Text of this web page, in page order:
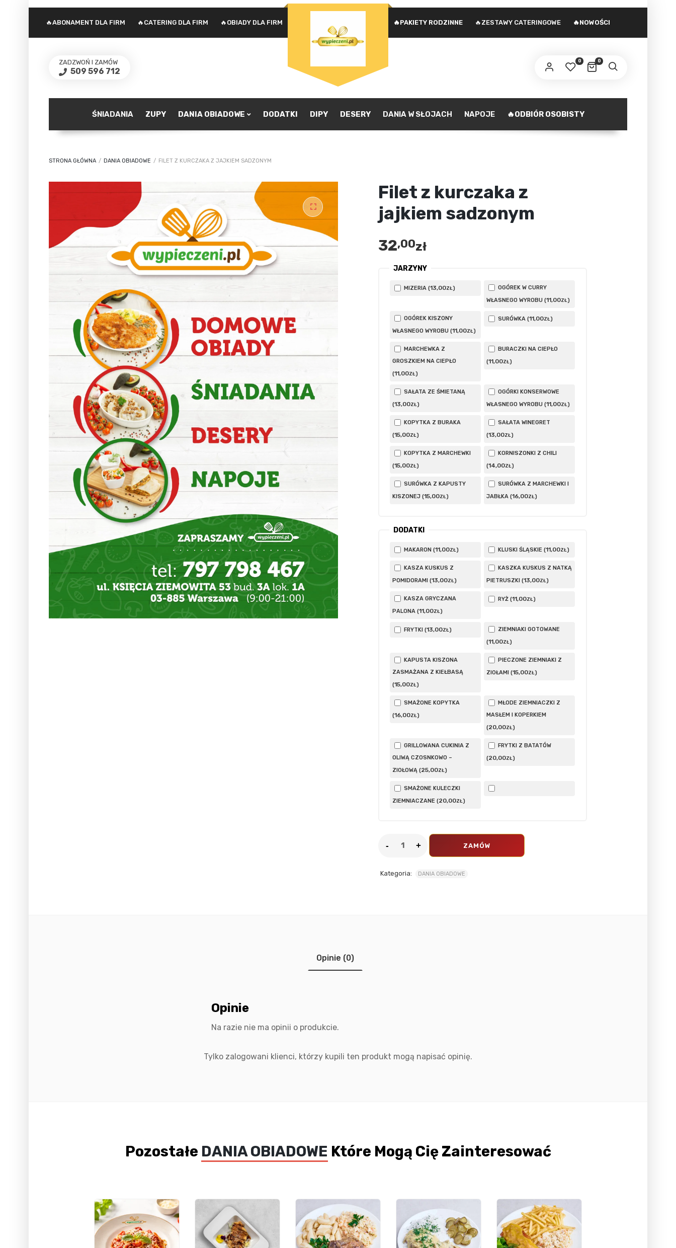
🔥PAKIETY RODZINNE 🔥ZESTAWY CATERINGOWE 🔥NOWOŚCI
🔥ABONAMENT DLA FIRM 🔥CATERING DLA FIRM 🔥OBIADY DLA FIRM
ZADZWOŃ I ZAMÓW
509 596 712
0
0
ZALOGUJ SIĘ
Nie pamiętasz hasła?
Administratorem danych osobowych podanych w formularzu
związane opisane są na stroniepolityka prywatności.
ŚNIADANIA ZUPY DANIA OBIADOWE DODATKI DIPY DESERY DANIA W SŁOJACH NAPOJE 🔥ODBIÓR OSOBISTY
STRONA GŁÓWNA / DANIA OBIADOWE / FILET Z KURCZAKA Z JAJKIEM SADZONYM
Filet z kurczaka z
jajkiem sadzonym
32,00zł
JARZYNY
MIZERIA (13,00ZŁ)
OGÓREK W CURRY
WŁASNEGO WYROBU (11,00ZŁ)
OGÓREK KISZONY
WŁASNEGO WYROBU (11,00ZŁ)
SURÓWKA (11,00ZŁ)
MARCHEWKA Z
GROSZKIEM NA CIEPŁO
(11,00ZŁ)
BURACZKI NA CIEPŁO
(11,00ZŁ)
SAŁATA ZE ŚMIETANĄ
(13,00ZŁ)
OGÓRKI KONSERWOWE
WŁASNEGO WYROBU (11,00ZŁ)
KOPYTKA Z BURAKA
(15,00ZŁ)
SAŁATA WINEGRET
(13,00ZŁ)
KOPYTKA Z MARCHEWKI
(15,00ZŁ)
KORNISZONKI Z CHILI
(14,00ZŁ)
SURÓWKA Z KAPUSTY
KISZONEJ (15,00ZŁ)
SURÓWKA Z MARCHEWKI I
JABŁKA (16,00ZŁ)
DODATKI
MAKARON (11,00ZŁ) KLUSKI ŚLĄSKIE (11,00ZŁ)
KASZA KUSKUS Z
POMIDORAMI (13,00ZŁ)
KASZKA KUSKUS Z NATKĄ
PIETRUSZKI (13,00ZŁ)
KASZA GRYCZANA
PALONA (11,00ZŁ)
RYŻ (11,00ZŁ)
FRYTKI (13,00ZŁ)
ZIEMNIAKI GOTOWANE
(11,00ZŁ)
KAPUSTA KISZONA
ZASMAŻANA Z KIEŁBASĄ
(15,00ZŁ)
PIECZONE ZIEMNIAKI Z
ZIOŁAMI (15,00ZŁ)
SMAŻONE KOPYTKA
(16,00ZŁ)
MŁODE ZIEMNIACZKI Z
MASŁEM I KOPERKIEM
(20,00ZŁ)
GRILLOWANA CUKINIA Z
OLIWĄ CZOSNKOWO –
ZIOŁOWĄ (25,00ZŁ)
FRYTKI Z BATATÓW
(20,00ZŁ)
SMAŻONE KULECZKI
ZIEMNIACZANE (20,00ZŁ)
ZAMÓW
Kategoria: DANIA OBIADOWE
Opinie (0)
Opinie
Na razie nie ma opinii o produkcie.
Tylko zalogowani klienci, którzy kupili ten produkt mogą napisać opinię.
Pozostałe DANIA OBIADOWE Które Mogą Cię Zainteresować